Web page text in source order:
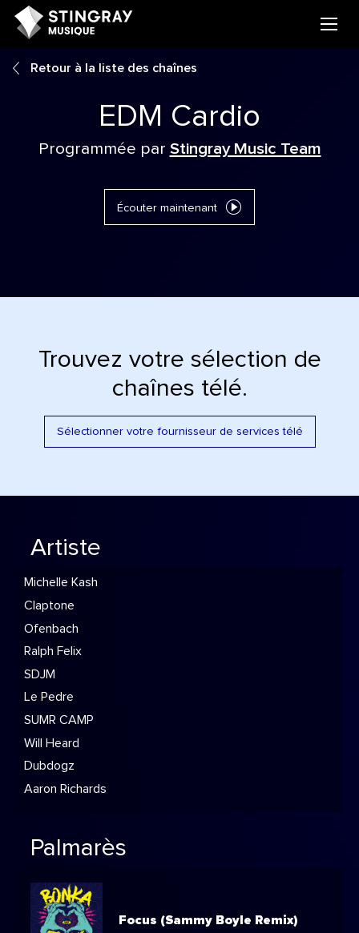
Retour à la liste des chaînes
EDM Cardio
Programmée par Stingray Music Team
Écouter maintenant
Trouvez votre sélection de
chaînes télé.
Sélectionner votre fournisseur de services télé
Artiste
Michelle Kash
Claptone
Ofenbach
Ralph Felix
SDJM
Le Pedre
SUMR CAMP
Will Heard
Dubdogz
Aaron Richards
Palmarès
Focus (Sammy Boyle Remix)